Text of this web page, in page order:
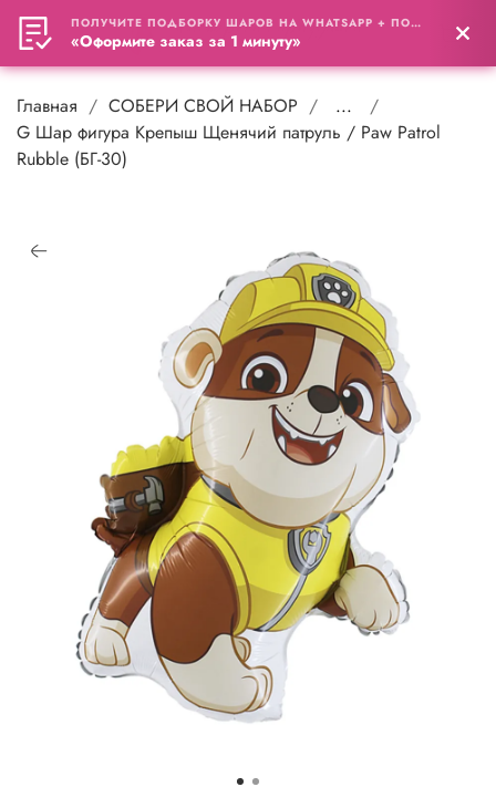
0
Главная СОБЕРИ СВОЙ НАБОР
...
G Шар фигура Крепыш Щенячий патруль / Paw Patrol
Rubble (БГ-30)
ПОЛУЧИТЕ ПОДБОРКУ ШАРОВ НА WHATSAPP + ПОДАРОК
«Оформите заказ за 1 минуту»